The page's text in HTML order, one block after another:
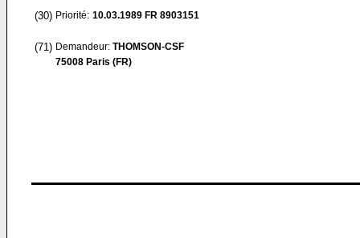
(30) Priorité: 10.03.1989 FR 8903151
(71) Demandeur: THOMSON-CSF
75008 Paris (FR)